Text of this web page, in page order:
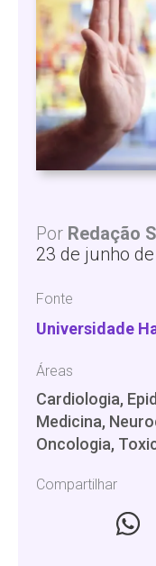
Por Redação
23 de junho
Fonte
Universidade
Áreas
Cardiologia,
Medicina,
Oncologia,
Compartilhar